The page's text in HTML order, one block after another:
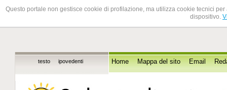
Questo portale non gestisce cookie di profilazione, ma utilizza cookie tecnici
dispositivo.
testo ipovedenti Home Mappa del sito Email